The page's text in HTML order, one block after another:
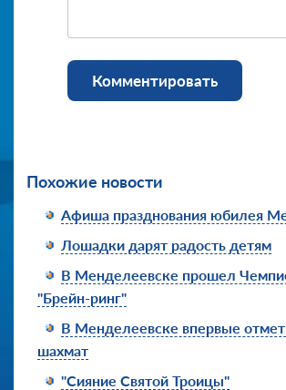
Комментировать
Похожие новости
Афиша празднования юбилея
Лошадки дарят радость детям
В Менделеевске прошел
"Брейн-ринг"
В Менделеевске впервые
шахмат
"Сияние Святой Троицы"